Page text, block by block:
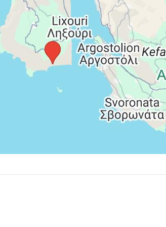
posledný deň pobytu. Jej výška
15,00 EUR/izba/ deň (napr. 5* hotel